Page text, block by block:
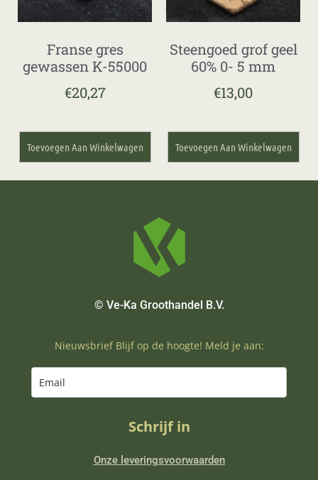
Franse gres
gewassen K-55000
€20,27
Toevoegen Aan Winkelwagen
Steengoed grof geel
60% 0- 5 mm
€13,00
Toevoegen Aan Winkelwagen
© Ve-Ka Groothandel B.V.
Nieuwsbrief Blijf op de hoogte! Meld je aan:
Schrijf in
Onze leveringsvoorwaarden